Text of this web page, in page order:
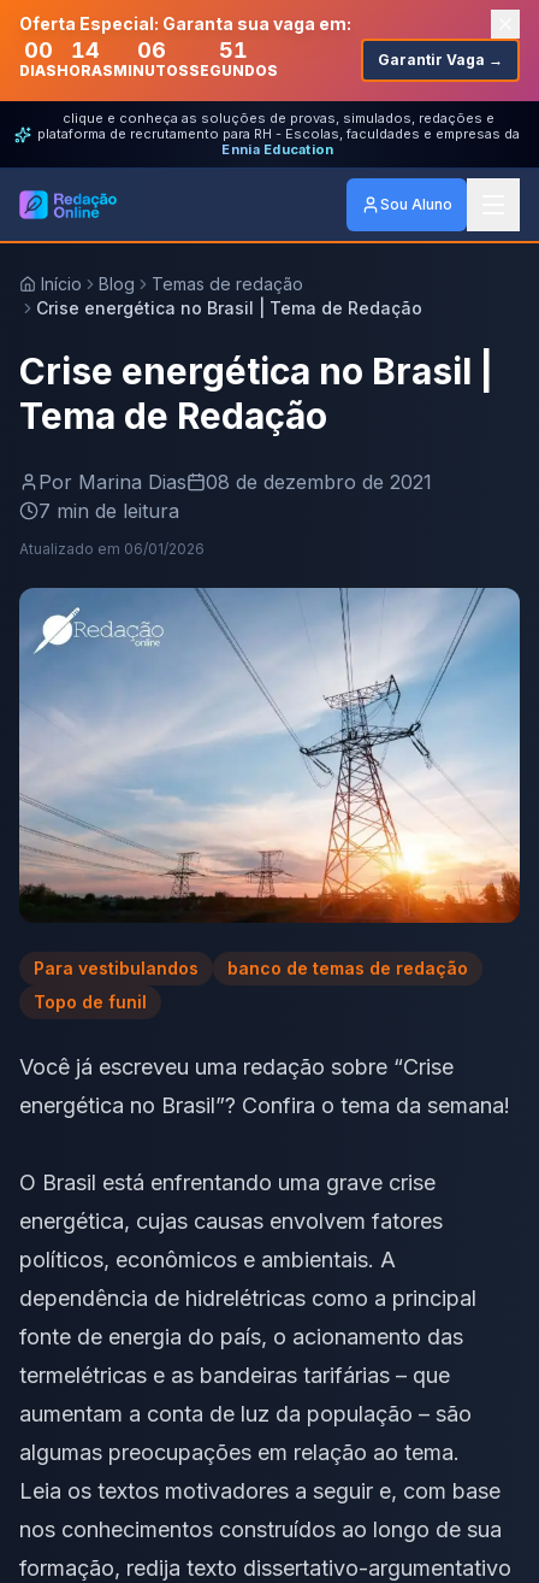
Oferta Especial: Garanta sua vaga em:
00
DIAS
14
HORAS
06
MINUTOS
51
SEGUNDOS
Garantir Vaga →
clique e conheça as soluções de provas, simulados, redações e
plataforma de recrutamento para RH - Escolas, faculdades e empresas da
Ennia Education
Sou Aluno
Início Blog
Temas de redação
Crise energética no Brasil | Tema de Redação
Crise energética no Brasil |
Tema de Redação
Por Marina Dias
08 de dezembro de 2021
7 min de leitura
Atualizado em 06/01/2026
Para vestibulandos
banco de temas de redação
Topo de funil
Você já escreveu uma redação sobre “Crise
energética no Brasil”? Confira o tema da semana!
O Brasil está enfrentando uma grave crise
energética, cujas causas envolvem fatores
políticos, econômicos e ambientais. A
dependência de hidrelétricas como a principal
fonte de energia do país, o acionamento das
termelétricas e as bandeiras tarifárias – que
aumentam a conta de luz da população – são
algumas preocupações em relação ao tema.
Leia os textos motivadores a seguir e, com base
nos conhecimentos construídos ao longo de sua
formação, redija texto dissertativo-argumentativo